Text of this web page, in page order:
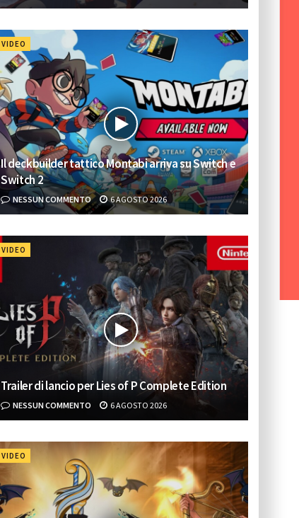
VIDEO
Il deckbuilder tattico Montabi arriva su Switch e
Switch 2
NESSUN COMMENTO 6 AGOSTO 2026
VIDEO
Trailer di lancio per Lies of P Complete Edition
NESSUN COMMENTO 6 AGOSTO 2026
VIDEO